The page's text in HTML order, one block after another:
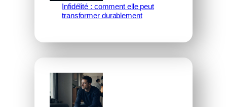
Infidélité : comment elle peut
transformer durablement